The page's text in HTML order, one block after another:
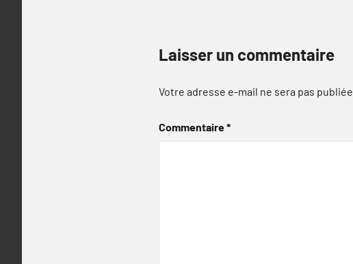
Laisser un commentaire
Votre adresse e-mail ne sera pas publiée.
Commentaire*